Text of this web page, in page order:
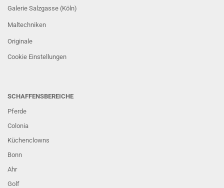
Galerie Salzgasse (Köln)
Maltechniken
Originale
Cookie Einstellungen
SCHAFFENSBEREICHE
Pferde
Colonia
Küchenclowns
Bonn
Ahr
Golf